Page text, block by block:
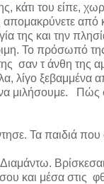
κάτι του είπε,
απομακρύνετε από
της και την
Το πρόσωπό της
σαν τ άνθη της
λίγο ξεβαμμένα
μιλήσουμε.
Πώς
Τα παιδιά που
και μέσα στις